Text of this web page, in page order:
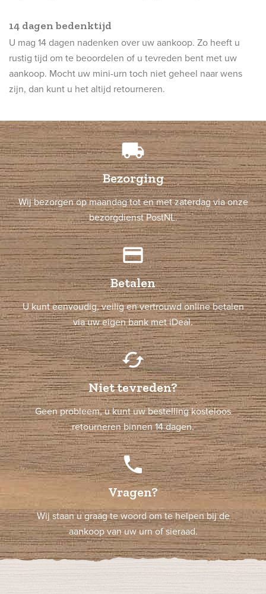
14 dagen bedenktijd
U mag 14 dagen nadenken over uw aankoop. Zo heeft u
rustig tijd om te beoordelen of u tevreden bent met uw
aankoop. Mocht uw mini-urn toch niet geheel naar wens
zijn, dan kunt u het altijd retourneren.
local_shipping
Bezorging
Wij bezorgen op maandag tot en met zaterdag via onze
bezorgdienst PostNL.
credit_card
Betalen
U kunt eenvoudig, veilig en vertrouwd online betalen
via uw eigen bank met iDeal.
cached
Niet tevreden?
Geen probleem, u kunt uw bestelling kosteloos
retourneren binnen 14 dagen.
phone
Vragen?
Wij staan u graag te woord om te helpen bij de
aankoop van uw urn of sieraad.